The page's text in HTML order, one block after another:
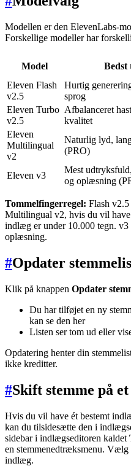
Modellen er den ElevenLabs-
Forskellige modeller har
Model Bedst
Eleven Flash
v2.5
Hurtig
sprog
Eleven Turbo
v2.5
Afbalanceret
kvalitet
Eleven
Multilingual
v2
Naturlig lyd,
(PRO)
Eleven v3
Mest
og oplæsning
Tommelfingerregel: Flash v2.5
Multilingual v2, hvis du vil have
indlæg er under 10.000 tegn.
oplæsning.
#Opdater
Klik på knappen Opdater
Du har tilføjet en ny
kan se den her
Listen ser tom ud eller
Opdatering henter din
ikke kreditter.
#Skift stemme på
Hvis du vil have ét bestemt
kan du tilsidesætte den i
sidebar i indlægseditoren kaldet
en stemmenedtræksmenu.
indlæg.